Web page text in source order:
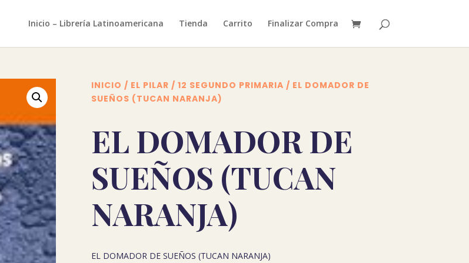
Inicio – Librería Latinoamericana Tienda Carrito Finalizar Compra
INICIO / EL PILAR / 12 SEGUNDO PRIMARIA / EL DOMADOR DE
SUEÑOS (TUCAN NARANJA)
EL DOMADOR DE
SUEÑOS (TUCAN
NARANJA)
EL DOMADOR DE SUEÑOS (TUCAN NARANJA)